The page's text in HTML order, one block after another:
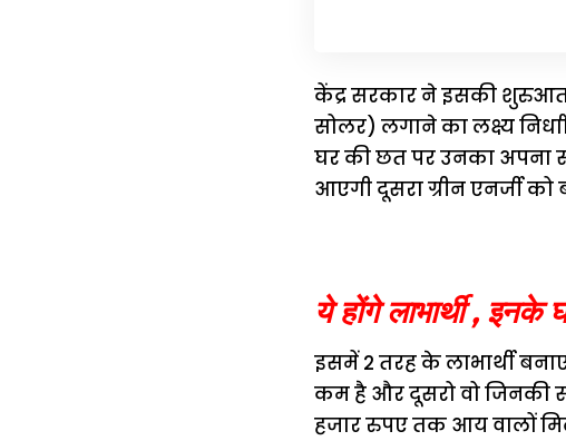
केंद्र सरकार ने इसकी शुरुआत
सोलर) लगाने का लक्ष्य
घर की छत पर उनका अपना
आएगी दूसरा ग्रीन एनर्जी को
ये होंगे लाभार्थी ,
इसमें 2 तरह के लाभार्थी
कम है और दूसरो वो जिनकी
हजार रुपए तक आय वालों